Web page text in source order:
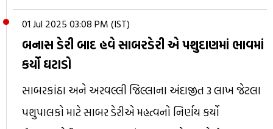
01 Jul 2025 03:08 PM (IST)
બનાસ ડેરી બાદ હવે સાબરડેરી એ પશુદાણમાં ભાવમાં
કર્યો ઘટાડો
સાબરકાંઠા અને અરવલ્લી જિલ્લાના અંદાજીત 3 લાખ જેટલા
પશુપાલકો માટે સાબર ડેરીએ મહત્વનો નિર્ણય કર્યો